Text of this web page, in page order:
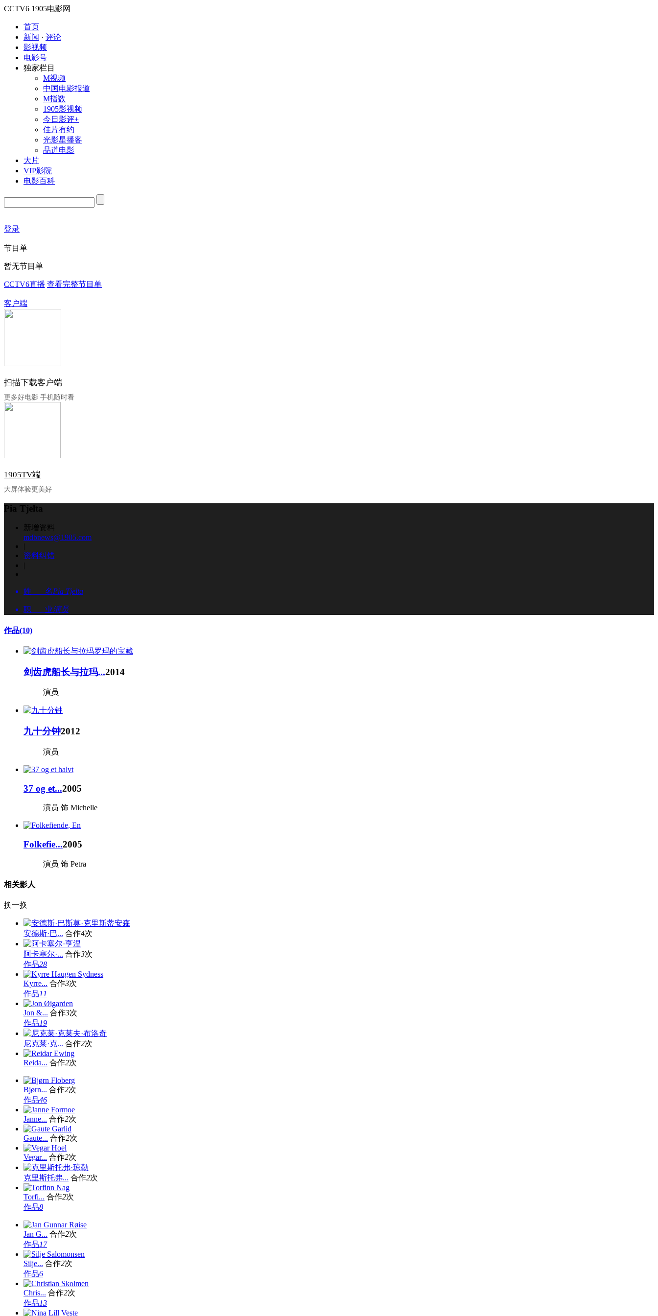
CCTV6 1905电影网
首页
新闻 · 评论
影视频
电影号
独家栏目
M视频
中国电影报道
M指数
1905影视频
今日影评+
佳片有约
光影星播客
品道电影
大片
VIP影院
电影百科
登录
节目单
暂无节目单
CCTV6直播 查看完整节目单
客户端
扫描下载客户端
更多好电影 手机随时看
1905TV端
大屏体验更美好
Pia Tjelta
新增资料
mdbnews@1905.com
|
资料纠错
|
姓 名Pia Tjelta
职 业演员
作品(10)
剑齿虎船长与拉玛...2014
演员
九十分钟2012
演员
37 og et...2005
演员 饰 Michelle
Folkefie...2005
演员 饰 Petra
相关影人
换一换
安德斯·巴... 合作4次
阿卡塞尔·... 合作3次
作品28
Kyrre... 合作3次
作品11
Jon &... 合作3次
作品19
尼克莱·克... 合作2次
Reida... 合作2次
Bjørn... 合作2次
作品46
Janne... 合作2次
Gaute... 合作2次
Vegar... 合作2次
克里斯托弗... 合作2次
Torfi... 合作2次
作品8
Jan G... 合作2次
作品17
Silje... 合作2次
作品6
Chris... 合作2次
作品13